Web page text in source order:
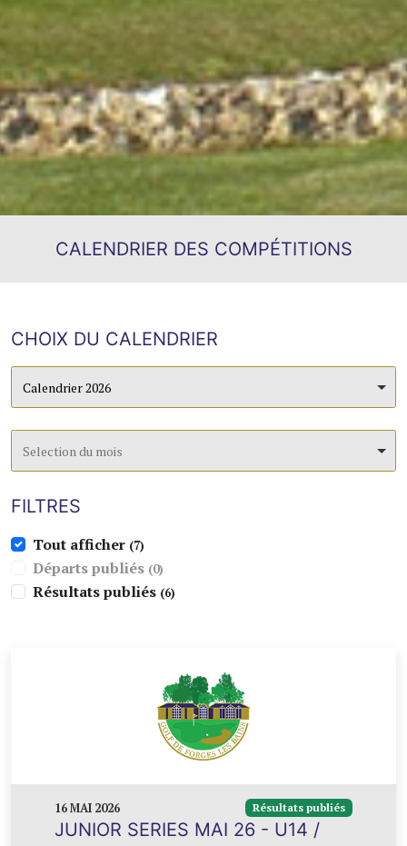
CALENDRIER DES COMPÉTITIONS
CHOIX DU CALENDRIER
Calendrier 2026
Selection du mois
FILTRES
Tout afficher (7)
Départs publiés (0)
Résultats publiés (6)
16 MAI 2026 Résultats publiés
JUNIOR SERIES MAI 26 - U14 /